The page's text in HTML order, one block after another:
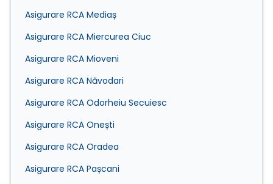
Asigurare RCA Mediaș
Asigurare RCA Miercurea Ciuc
Asigurare RCA Mioveni
Asigurare RCA Năvodari
Asigurare RCA Odorheiu Secuiesc
Asigurare RCA Onești
Asigurare RCA Oradea
Asigurare RCA Pașcani